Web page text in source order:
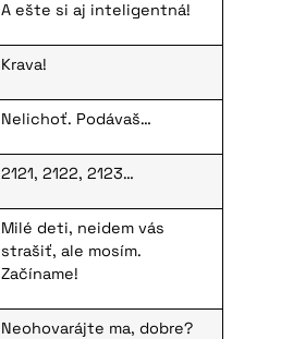
A ešte si aj inteligentná!
Krava!
Nelichoť. Podávaš…
2121, 2122, 2123…
Milé deti, neidem vás
strašiť, ale mosím.
Začíname!
Neohovarájte ma, dobre?